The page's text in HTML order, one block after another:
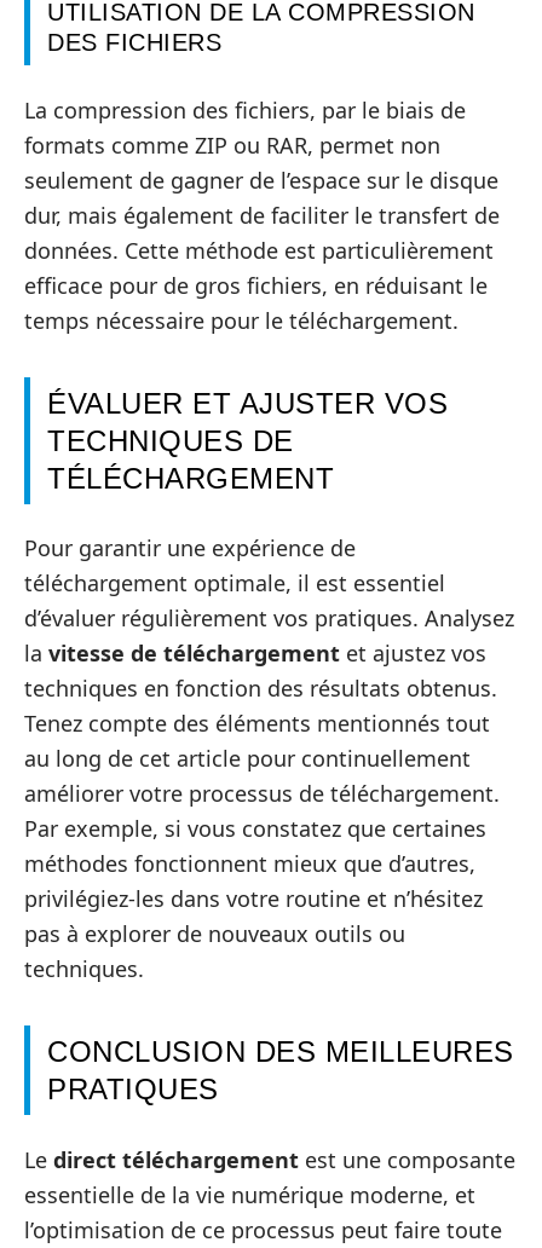
UTILISATION DE LA COMPRESSION
DES FICHIERS
La compression des fichiers, par le biais de
formats comme ZIP ou RAR, permet non
seulement de gagner de l’espace sur le disque
dur, mais également de faciliter le transfert de
données. Cette méthode est particulièrement
efficace pour de gros fichiers, en réduisant le
temps nécessaire pour le téléchargement.
ÉVALUER ET AJUSTER VOS
TECHNIQUES DE
TÉLÉCHARGEMENT
Pour garantir une expérience de
téléchargement optimale, il est essentiel
d’évaluer régulièrement vos pratiques. Analysez
la vitesse de téléchargement et ajustez vos
techniques en fonction des résultats obtenus.
Tenez compte des éléments mentionnés tout
au long de cet article pour continuellement
améliorer votre processus de téléchargement.
Par exemple, si vous constatez que certaines
méthodes fonctionnent mieux que d’autres,
privilégiez-les dans votre routine et n’hésitez
pas à explorer de nouveaux outils ou
techniques.
CONCLUSION DES MEILLEURES
PRATIQUES
Le direct téléchargement est une composante
essentielle de la vie numérique moderne, et
l’optimisation de ce processus peut faire toute